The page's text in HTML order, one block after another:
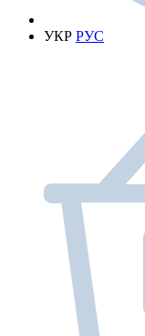
УКР РУС